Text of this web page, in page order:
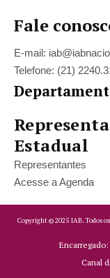
Fale
E-mail:
Telefone: (21)
Estadual
Representantes
Acesse a Agenda
Copyright ©2025 IAB.Todos
Canal